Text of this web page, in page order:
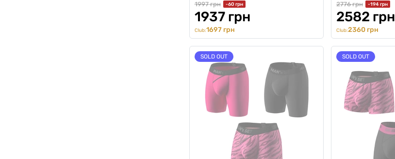
1997 грн -60 грн
1937 грн
Club:1697 грн
2776 грн -194 грн
2582 грн
Club:2360 грн
SOLD OUT SOLD OUT